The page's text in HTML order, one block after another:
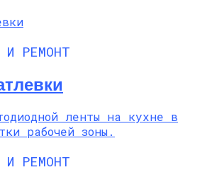
И РЕМОНТ
И РЕМОНТ